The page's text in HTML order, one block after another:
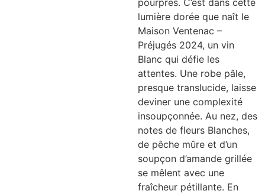
pourpres. C’est dans cette
lumière dorée que naît le
Maison Ventenac –
Préjugés 2024, un vin
Blanc qui défie les
attentes. Une robe pâle,
presque translucide, laisse
deviner une complexité
insoupçonnée. Au nez, des
notes de fleurs Blanches,
de pêche mûre et d’un
soupçon d’amande grillée
se mêlent avec une
fraîcheur pétillante. En